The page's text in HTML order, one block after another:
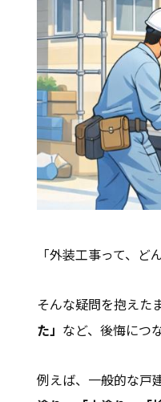
「外装工事って、ど
そんな疑問を抱えた
た」 など、後悔につ
例えば、一般的な戸